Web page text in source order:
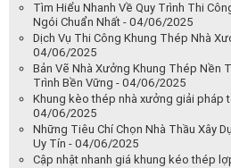
Tìm Hiểu Nhanh Về Quy Trình Thi
Ngói Chuẩn Nhất - 04/06/2025
Dịch Vụ Thi Công Khung Thép Nhà
04/06/2025
Bản Vẽ Nhà Xưởng Khung Thép Nền
Trình Bền Vững - 04/06/2025
Khung kèo thép nhà xưởng giải pháp
04/06/2025
Những Tiêu Chí Chọn Nhà Thầu Xây
Uy Tín - 04/06/2025
Cập nhật nhanh giá khung kéo thép